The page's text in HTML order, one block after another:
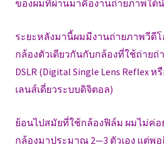
ของผมที่ผ่านมาคืองานถ่ายภาพใต้
ระยะหลังมานี้ผมมีงานถ่ายภาพวีดี
กล้องตัวเดียวกันกับกล้องที่ใช้ถ่ายถ่
DSLR (Digital Single Lens Reflex
เลนส์เดี่ยวระบบดิจิตอล)
ย้อนไปสมัยที่ใช้กล้องฟิล์ม ผมไม่ค่อ
กล้องมาประมาณ 2—3 ตัวเอง แต่พ